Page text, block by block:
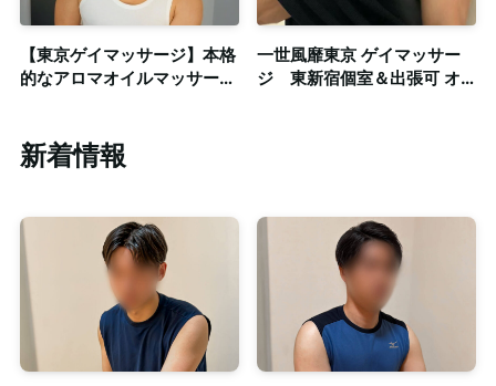
【東京ゲイマッサージ】本格
的なアロマオイルマッサージ
一世風靡東京 ゲイマッサー
ジ 東新宿個室＆出張可 オ
新着情報